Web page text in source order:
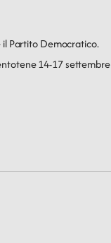
il Partito Democratico.
14-17 settembre